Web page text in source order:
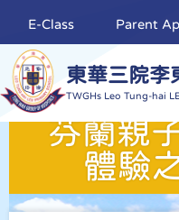
東華三院李
TWGHs Leo Tung-hai
E-Class Parent
芬蘭親
體驗